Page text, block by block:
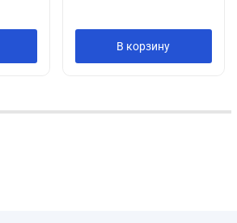
В корзину